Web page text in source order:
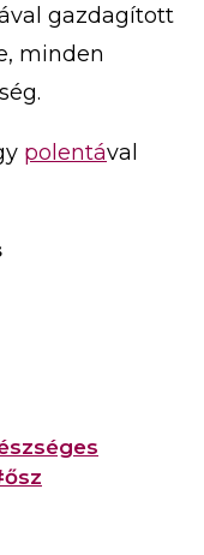
gazdagított
minden
polentával